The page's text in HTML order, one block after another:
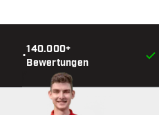
•
140.000+
Bewertungen